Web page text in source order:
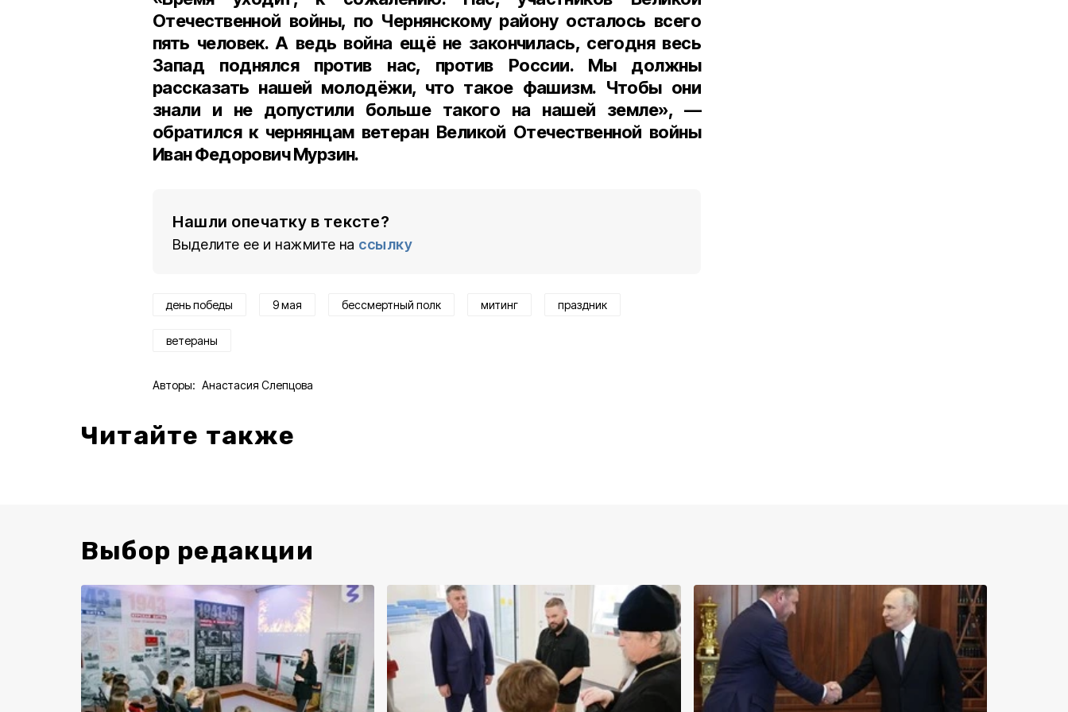
Отечественной войны, по Чернянскому району осталось всего
пять человек. А ведь война ещё не закончилась, сегодня весь
Запад поднялся против нас, против России. Мы должны
рассказать нашей молодёжи, что такое фашизм. Чтобы они
знали и не допустили больше такого на нашей земле», —
обратился к чернянцам ветеран Великой Отечественной войны
Иван Федорович Мурзин.
Нашли опечатку в тексте?
Выделите ее и нажмите на ссылку
день победы 9 мая бессмертный полк митинг праздник
ветераны
Авторы: Анастасия Слепцова
Читайте также
Выбор редакции